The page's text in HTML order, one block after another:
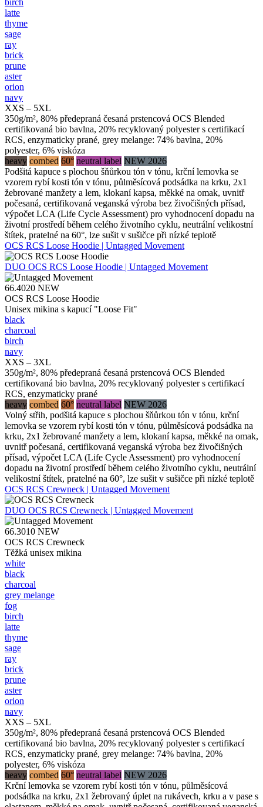
birch
latte
thyme
sage
ray
brick
prune
aster
orion
navy
XXS – 5XL
350g/m², 80% předepraná česaná prstencová OCS Blended
certifikovaná bio bavlna, 20% recyklovaný polyester s certifikací
RCS, enzymaticky prané, grey melange: 74% bavlna, 20%
polyester, 6% viskóza
heavy combed 60° neutral label NEW 2026
Podšitá kapuce s plochou šňůrkou tón v tónu, krční lemovka se
vzorem rybí kosti tón v tónu, půlměsícová podsádka na krku, 2x1
žebrované manžety a lem, klokaní kapsa, měkké na omak, uvnitř
počesaná, certifikovaná veganská výroba bez živočišných přísad,
výpočet LCA (Life Cycle Assessment) pro vyhodnocení dopadu na
životní prostředí během celého životního cyklu, neutrální velikostní
štítek, pratelné na 60°, lze sušit v sušičce při nízké teplotě
OCS RCS Loose Hoodie | Untagged Movement
DUO OCS RCS Loose Hoodie | Untagged Movement
66.4020 NEW
OCS RCS Loose Hoodie
Unisex mikina s kapucí "Loose Fit"
black
charcoal
birch
navy
XXS – 3XL
350g/m², 80% předepraná česaná prstencová OCS Blended
certifikovaná bio bavlna, 20% recyklovaný polyester s certifikací
RCS, enzymaticky prané
heavy combed 60° neutral label NEW 2026
Volný střih, podšitá kapuce s plochou šňůrkou tón v tónu, krční
lemovka se vzorem rybí kosti tón v tónu, půlměsícová podsádka na
krku, 2x1 žebrované manžety a lem, klokaní kapsa, měkké na omak,
uvnitř počesaná, certifikovaná veganská výroba bez živočišných
přísad, výpočet LCA (Life Cycle Assessment) pro vyhodnocení
dopadu na životní prostředí během celého životního cyklu, neutrální
velikostní štítek, pratelné na 60°, lze sušit v sušičce při nízké teplotě
OCS RCS Crewneck | Untagged Movement
DUO OCS RCS Crewneck | Untagged Movement
66.3010 NEW
OCS RCS Crewneck
Těžká unisex mikina
white
black
charcoal
grey melange
fog
birch
latte
thyme
sage
ray
brick
prune
aster
orion
navy
XXS – 5XL
350g/m², 80% předepraná česaná prstencová OCS Blended
certifikovaná bio bavlna, 20% recyklovaný polyester s certifikací
RCS, enzymaticky prané, grey melange: 74% bavlna, 20%
polyester, 6% viskóza
heavy combed 60° neutral label NEW 2026
Krční lemovka se vzorem rybí kosti tón v tónu, půlměsícová
podsádka na krku, 2x1 žebrovaný úplet na rukávech, krku a v pase s